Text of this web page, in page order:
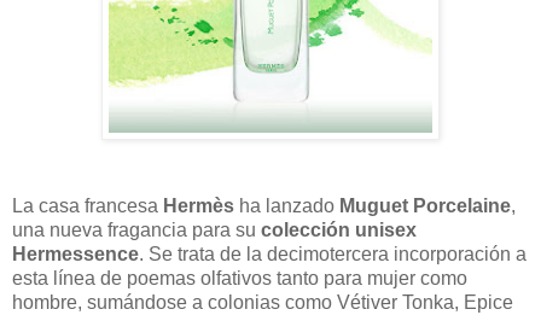
La casa francesa Hermès ha lanzado Muguet Porcelaine,
una nueva fragancia para su colección unisex
Hermessence. Se trata de la decimotercera incorporación a
esta línea de poemas olfativos tanto para mujer como
hombre, sumándose a colonias como Vétiver Tonka, Epice